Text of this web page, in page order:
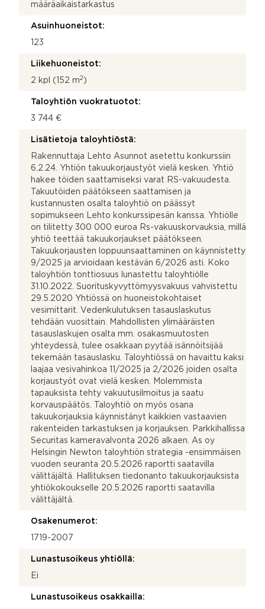
määräaikaistarkastus
Asuinhuoneistot:
123
Liikehuoneistot:
2 kpl (152 m2 )
Taloyhtiön vuokratuotot:
3 744 €
Lisätietoja taloyhtiöstä:
Rakennuttaja Lehto Asunnot asetettu konkurssiin
6.2.24. Yhtiön takuukorjaustyöt vielä kesken. Yhtiö
hakee töiden saattamiseksi varat RS-vakuudesta.
Takuutöiden päätökseen saattamisen ja
kustannusten osalta taloyhtiö on päässyt
sopimukseen Lehto konkurssipesän kanssa. Yhtiölle
on tilitetty 300 000 euroa Rs-vakuuskorvauksia, millä
yhtiö teettää takuukorjaukset päätökseen.
Takuukorjausten loppuunsaattaminen on käynnistetty
9/2025 ja arvioidaan kestävän 6/2026 asti. Koko
taloyhtiön tonttiosuus lunastettu taloyhtiölle
31.10.2022. Suorituskyvyttömyysvakuus vahvistettu
29.5.2020 Yhtiössä on huoneistokohtaiset
vesimittarit. Vedenkulutuksen tasauslaskutus
tehdään vuosittain. Mahdollisten ylimääräisten
tasauslaskujen osalta mm. osakasmuutosten
yhteydessä, tulee osakkaan pyytää isännöitsijää
tekemään tasauslasku. Taloyhtiössä on havaittu kaksi
laajaa vesivahinkoa 11/2025 ja 2/2026 joiden osalta
korjaustyöt ovat vielä kesken. Molemmista
tapauksista tehty vakuutusilmoitus ja saatu
korvauspäätös. Taloyhtiö on myös osana
takuukorjauksia käynnistänyt kaikkien vastaavien
rakenteiden tarkastuksen ja korjauksen. Parkkihallissa
Securitas kameravalvonta 2026 alkaen. As oy
Helsingin Newton taloyhtiön strategia -ensimmäisen
vuoden seuranta 20.5.2026 raportti saatavilla
välittäjältä. Hallituksen tiedonanto takuukorjauksista
yhtiökokoukselle 20.5.2026 raportti saatavilla
välittäjältä.
Osakenumerot:
1719-2007
Lunastusoikeus yhtiöllä:
Ei
Lunastusoikeus osakkailla: